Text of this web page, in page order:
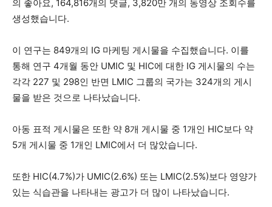
의 좋아요, 164,816개의 댓글, 3,820만 개의 동영상 조회수를
생성했습니다.
이 연구는 849개의 IG 마케팅 게시물을 수집했습니다. 이를
통해 연구 4개월 동안 UMIC 및 HIC에 대한 IG 게시물의 수는
각각 227 및 298인 반면 LMIC 그룹의 국가는 324개의 게시
물을 받은 것으로 나타났습니다.
아동 표적 게시물은 또한 약 8개 게시물 중 1개인 HIC보다 약
5개 게시물 중 1개인 LMIC에서 더 많았습니다.
또한 HIC(4.7%)가 UMIC(2.6%) 또는 LMIC(2.5%)보다 영양가
있는 식습관을 나타내는 광고가 더 많이 나타났습니다.